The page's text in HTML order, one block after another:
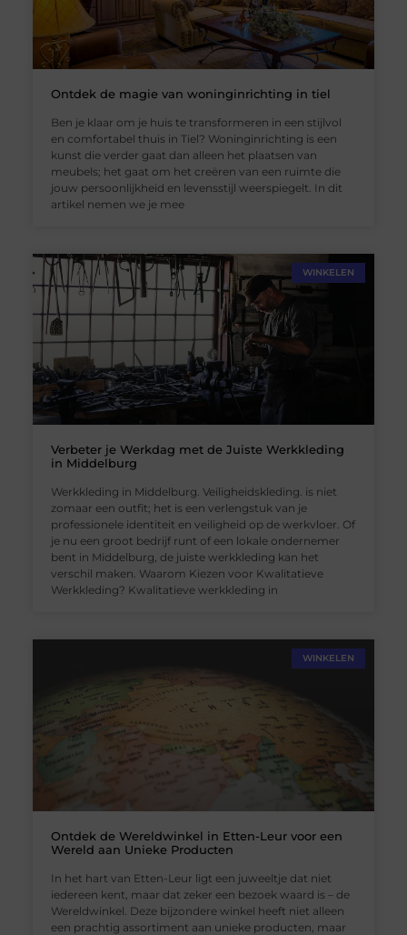
Ontdek de magie van woninginrichting in tiel
Ben je klaar om je huis te transformeren in een stijlvol
en comfortabel thuis in Tiel? Woninginrichting is een
kunst die verder gaat dan alleen het plaatsen van
meubels; het gaat om het creëren van een ruimte die
jouw persoonlijkheid en levensstijl weerspiegelt. In dit
artikel nemen we je mee
WINKELEN
Verbeter je Werkdag met de Juiste Werkkleding
in Middelburg
Werkkleding in Middelburg. Veiligheidskleding. is niet
zomaar een outfit; het is een verlengstuk van je
professionele identiteit en veiligheid op de werkvloer. Of
je nu een groot bedrijf runt of een lokale ondernemer
bent in Middelburg, de juiste werkkleding kan het
verschil maken. Waarom Kiezen voor Kwalitatieve
Werkkleding? Kwalitatieve werkkleding in
WINKELEN
Ontdek de Wereldwinkel in Etten-Leur voor een
Wereld aan Unieke Producten
In het hart van Etten-Leur ligt een juweeltje dat niet
iedereen kent, maar dat zeker een bezoek waard is – de
Wereldwinkel. Deze bijzondere winkel heeft niet alleen
een prachtig assortiment aan unieke producten, maar